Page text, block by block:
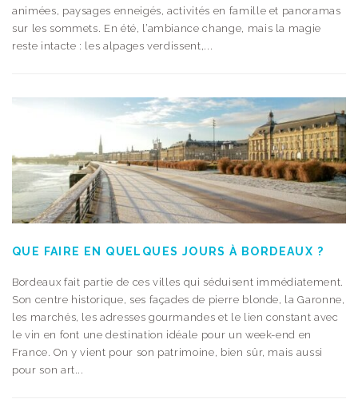
animées, paysages enneigés, activités en famille et panoramas
sur les sommets. En été, l’ambiance change, mais la magie
reste intacte : les alpages verdissent,...
QUE FAIRE EN QUELQUES JOURS À BORDEAUX ?
Bordeaux fait partie de ces villes qui séduisent immédiatement.
Son centre historique, ses façades de pierre blonde, la Garonne,
les marchés, les adresses gourmandes et le lien constant avec
le vin en font une destination idéale pour un week-end en
France. On y vient pour son patrimoine, bien sûr, mais aussi
pour son art...